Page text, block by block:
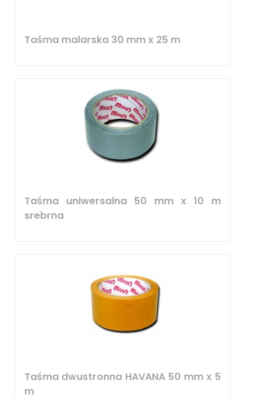
Taśma malarska 30 mm x 25 m
Taśma uniwersalna 50 mm x 10 m
srebrna
Taśma dwustronna HAVANA 50 mm x 5
m